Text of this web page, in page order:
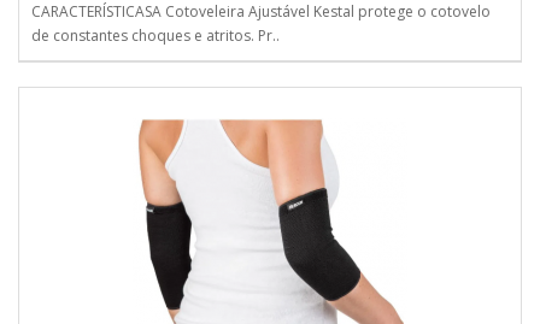
CARACTERÍSTICASA Cotoveleira Ajustável Kestal protege o cotovelo
de constantes choques e atritos. Pr..